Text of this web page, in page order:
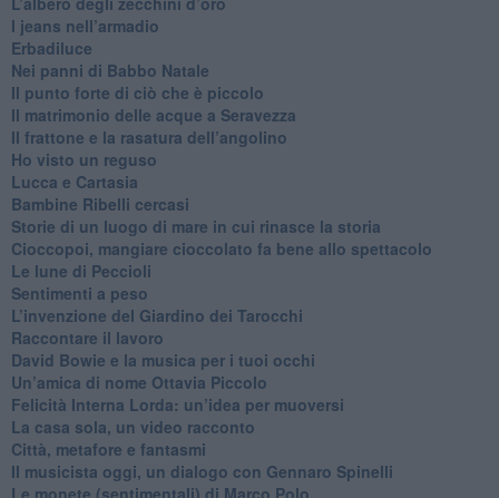
​I jeans nell’armadio
Erbadiluce
Nei panni di Babbo Natale
​Il punto forte di ciò che è piccolo
​Il matrimonio delle acque a Seravezza
​Il frattone e la rasatura dell’angolino
​Ho visto un reguso
Lucca e Cartasia
Bambine Ribelli cercasi
Storie di un luogo di mare in cui rinasce la storia
Cioccopoi, mangiare cioccolato fa bene allo spettacolo
​Le lune di Peccioli
​Sentimenti a peso
​L’invenzione del Giardino dei Tarocchi
​Raccontare il lavoro
David Bowie e la musica per i tuoi occhi
Un’amica di nome Ottavia Piccolo
​Felicità Interna Lorda: un’idea per muoversi
​La casa sola, un video racconto
​Città, metafore e fantasmi
Il musicista oggi, un dialogo con Gennaro Spinelli
Le monete (sentimentali) di Marco Polo